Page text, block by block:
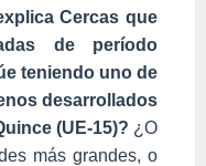
Cercas que
de período
teniendo uno de
desarrollados
(UE-15)? ¿O
más grandes, o